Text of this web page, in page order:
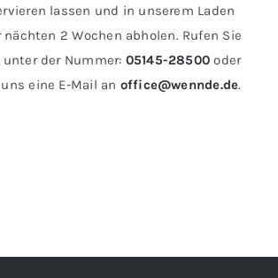
lassen und in unserem Laden
2 Wochen abholen. Rufen Sie
unter der Nummer: 05145-28500 oder
eine E-Mail an office@wennde.de.